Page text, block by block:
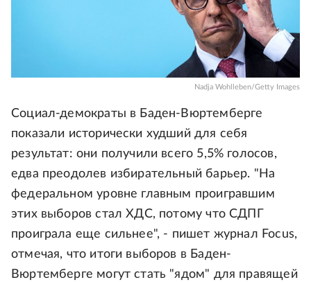
Nadja Wohlleben/Getty Images
Социал-демократы в Баден-Вюртемберге
показали исторически худший для себя
результат: они получили всего 5,5% голосов,
едва преодолев избирательный барьер. "На
федеральном уровне главным проигравшим
этих выборов стал ХДС, потому что СДПГ
проиграла еще сильнее", - пишет журнал Focus,
отмечая, что итоги выборов в Баден-
Вюртемберге могут стать "ядом" для правящей